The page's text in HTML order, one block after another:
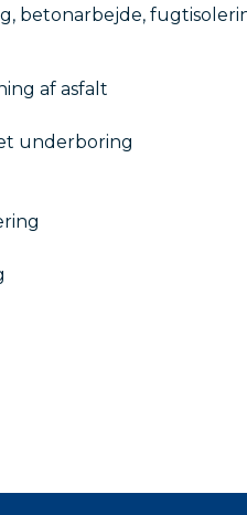
betonarbejde,
af asfalt
underboring